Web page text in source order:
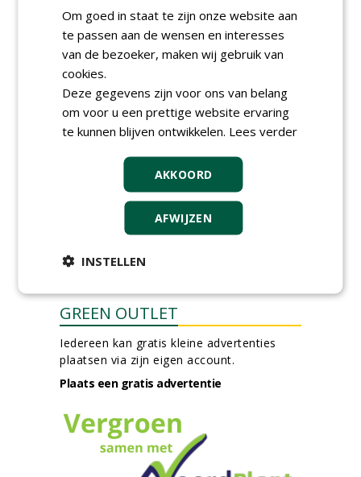
Kasmedewerker (fulltime) bij
DSV zaden Nederland B.V.
06-08-2026, Ven-Zelderheide
magazijnmedewerker
(fulltime) bij DSV zaden
Nederland B.V.
06-08-2026, Ven Zelderheide
meer Groene Banen
GREEN OUTLET
Iedereen kan gratis kleine advertenties
plaatsen via zijn eigen account.
Plaats een gratis advertentie
Om goed in staat te zijn onze website aan
te passen aan de wensen en interesses
van de bezoeker, maken wij gebruik van
cookies.
Deze gegevens zijn voor ons van belang
om voor u een prettige website ervaring
te kunnen blijven ontwikkelen. Lees verder
AKKOORD
AFWIJZEN
INSTELLEN